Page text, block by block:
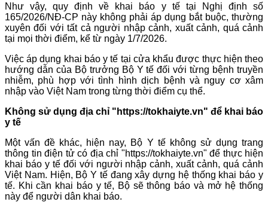
Như vậy, quy định về khai báo y tế tại Nghị định số
165/2026/NĐ-CP này không phải áp dụng bắt buộc, thường
xuyên đối với tất cả người nhập cảnh, xuất cảnh, quá cảnh
tại mọi thời điểm, kể từ ngày 1/7/2026.
Việc áp dụng khai báo y tế tại cửa khẩu được thực hiện theo
hướng dẫn của Bộ trưởng Bộ Y tế đối với từng bệnh truyền
nhiễm, phù hợp với tình hình dịch bệnh và nguy cơ xâm
nhập vào Việt Nam trong từng thời điểm cụ thể.
Không sử dụng địa chỉ "https://tokhaiyte.vn" để khai báo
y tế
Một vấn đề khác, hiện nay, Bộ Y tế không sử dụng trang
thông tin điện tử có địa chỉ "https://tokhaiyte.vn" để thực hiện
khai báo y tế đối với người nhập cảnh, xuất cảnh, quá cảnh
Việt Nam. Hiện, Bộ Y tế đang xây dựng hệ thống khai báo y
tế. Khi cần khai báo y tế, Bộ sẽ thông báo và mở hệ thống
này để người dân khai báo.